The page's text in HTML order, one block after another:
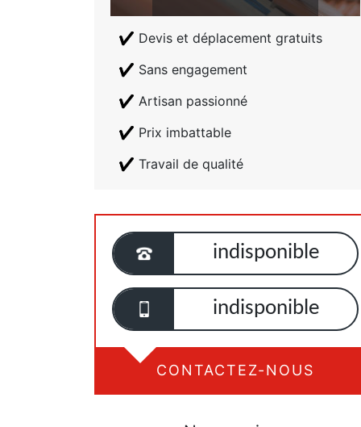
Devis et déplacement gratuits
Sans engagement
Artisan passionné
Prix imbattable
Travail de qualité
indisponible
indisponible
CONTACTEZ-NOUS